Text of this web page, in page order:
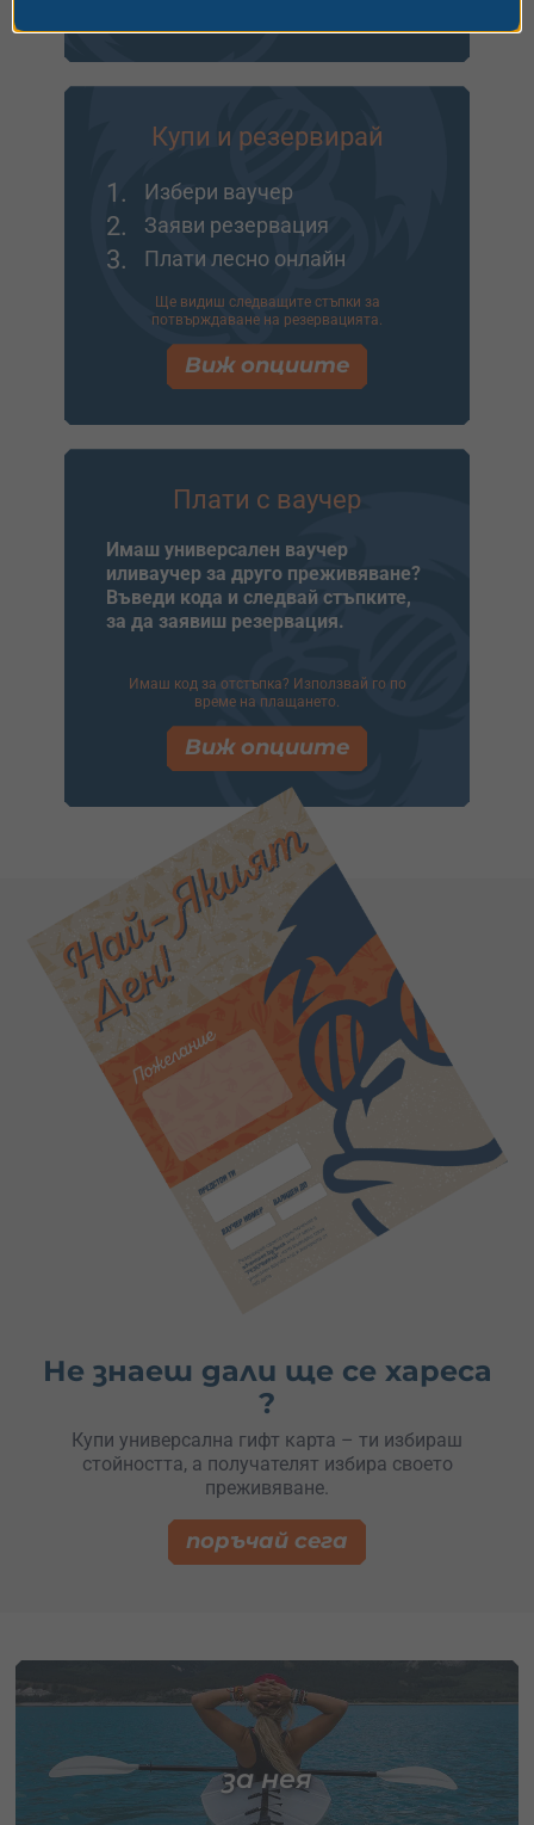
Купи и резервирай
1. Избери ваучер
2. Заяви резервация
3. Плати лесно онлайн
Ще видиш следващите стъпки за
потвърждаване на резервацията.
Виж опциите
Плати с ваучер
Имаш универсален ваучер
иливаучер за друго преживяване?
Въведи кода и следвай стъпките,
за да заявиш резервация.
Имаш код за отстъпка? Използвай го по
време на плащането.
Виж опциите
Не знаеш дали ще се хареса
?
Купи универсална гифт карта – ти избираш
стойността, а получателят избира своето
преживяване.
поръчай сега
за нея